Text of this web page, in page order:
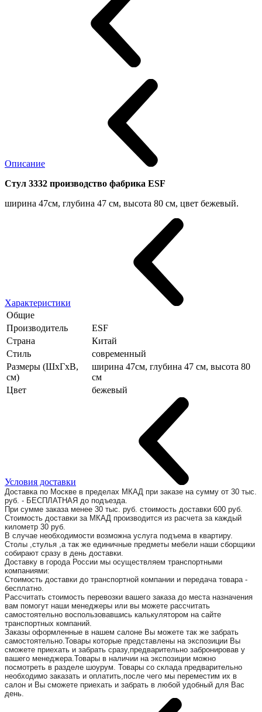
Описание
Стул 3332 производство фабрика ESF
ширина 47см, глубина 47 см, высота 80 см, цвет бежевый.
Характеристики
Общие
Производитель
ESF
Страна
Китай
Стиль
современный
Размеры (ШхГхВ,
см)
ширина 47см, глубина 47 см, высота 80
см
Цвет
бежевый
Условия доставки
Доставка по Москве в пределах МКАД при заказе на сумму от 30 тыс.
руб. - БЕСПЛАТНАЯ до подъезда.
При сумме заказа менее 30 тыс. руб. стоимость доставки 600 руб.
Стоимость доставки за МКАД производится из расчета за каждый
километр 30 руб.
В случае необходимости возможна услуга подъема в квартиру.
Столы ,стулья ,а так же единичные предметы мебели наши сборщики
собирают сразу в день доставки.
Доставку в города России мы осуществляем транспортными
компаниями:
Стоимость доставки до транспортной компании и передача товара -
бесплатно.
Рассчитать стоимость перевозки вашего заказа до места назначения
вам помогут наши менеджеры или вы можете рассчитать
самостоятельно воспользовавшись калькулятором на сайте
транспортных компаний.
Заказы оформленные в нашем салоне Вы можете так же забрать
самостоятельно.Товары которые представлены на экспозиции Вы
сможете приехать и забрать сразу,предварительно забронировав у
вашего менеджера.Товары в наличии на экспозиции можно
посмотреть в разделе шоурум. Товары со склада предварительно
необходимо заказать и оплатить,после чего мы переместим их в
салон и Вы сможете приехать и забрать в любой удобный для Вас
день.